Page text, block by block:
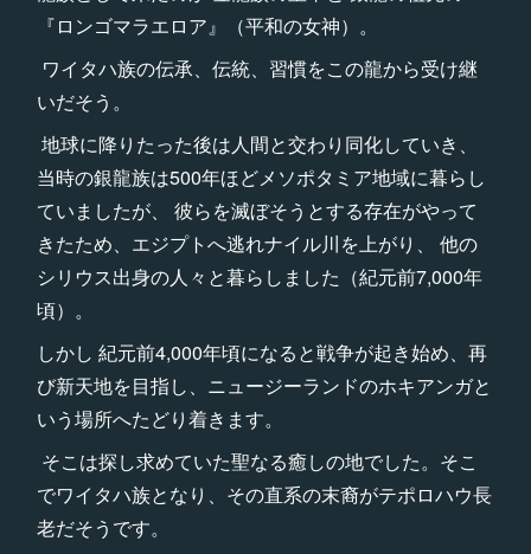
『ロンゴマラエロア』（平和の女神）。
ワイタハ族の伝承、伝統、習慣をこの龍から受け継
いだそう。
地球に降りたった後は人間と交わり同化していき、
当時の銀龍族は500年ほどメソポタミア地域に暮らし
ていましたが、 彼らを滅ぼそうとする存在がやって
きたため、エジプトへ逃れナイル川を上がり、 他の
シリウス出身の人々と暮らしました（紀元前7,000年
頃）。
しかし 紀元前4,000年頃になると戦争が起き始め、再
び新天地を目指し、ニュージーランドのホキアンガと
いう場所へたどり着きます。
そこは探し求めていた聖なる癒しの地でした。そこ
でワイタハ族となり、その直系の末裔がテポロハウ長
老だそうです。